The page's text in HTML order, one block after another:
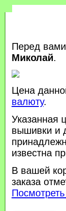
Перед
Миколай.
Цена
валюту.
Указанная
вышивки и
известна
В вашей
заказа